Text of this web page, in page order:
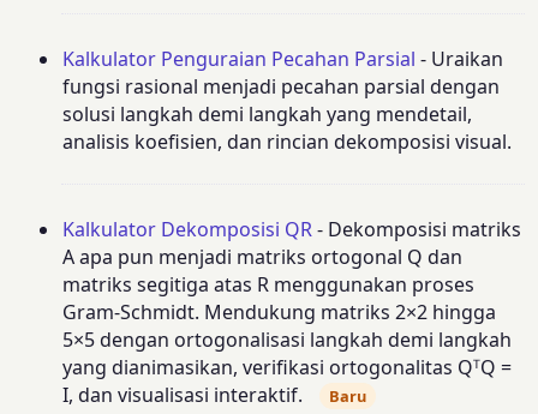
Kalkulator Penguraian Pecahan Parsial - Uraikan
fungsi rasional menjadi pecahan parsial dengan
solusi langkah demi langkah yang mendetail,
analisis koefisien, dan rincian dekomposisi visual.
Kalkulator Dekomposisi QR- Dekomposisi matriks
A apa pun menjadi matriks ortogonal Q dan
matriks segitiga atas R menggunakan proses
Gram-Schmidt. Mendukung matriks 2×2 hingga
5×5 dengan ortogonalisasi langkah demi langkah
yang dianimasikan, verifikasi ortogonalitas QᵀQ =
I, dan visualisasi interaktif.
Baru